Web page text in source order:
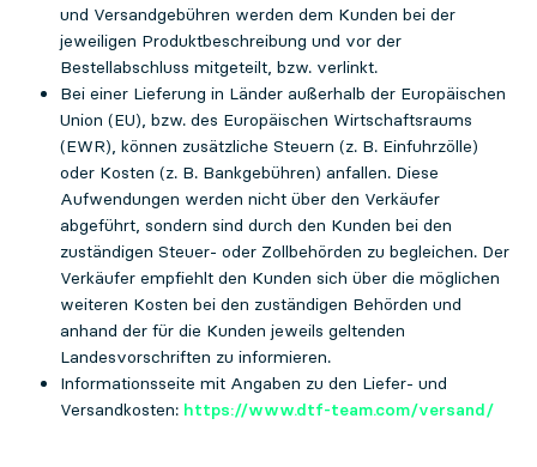
und Versandgebühren werden dem Kunden bei der
jeweiligen Produktbeschreibung und vor der
Bestellabschluss mitgeteilt, bzw. verlinkt.
Bei einer Lieferung in Länder außerhalb der Europäischen
Union (EU), bzw. des Europäischen Wirtschaftsraums
(EWR), können zusätzliche Steuern (z. B. Einfuhrzölle)
oder Kosten (z. B. Bankgebühren) anfallen. Diese
Aufwendungen werden nicht über den Verkäufer
abgeführt, sondern sind durch den Kunden bei den
zuständigen Steuer- oder Zollbehörden zu begleichen. Der
Verkäufer empfiehlt den Kunden sich über die möglichen
weiteren Kosten bei den zuständigen Behörden und
anhand der für die Kunden jeweils geltenden
Landesvorschriften zu informieren.
Informationsseite mit Angaben zu den Liefer- und
Versandkosten: https://www.dtf-team.com/versand/